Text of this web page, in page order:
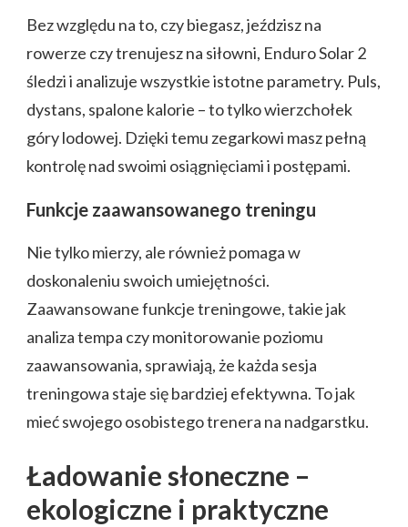
Bez względu na to, czy biegasz, jeździsz na
rowerze czy trenujesz na siłowni, Enduro Solar 2
śledzi i analizuje wszystkie istotne parametry. Puls,
dystans, spalone kalorie – to tylko wierzchołek
góry lodowej. Dzięki temu zegarkowi masz pełną
kontrolę nad swoimi osiągnięciami i postępami.
Funkcje zaawansowanego treningu
Nie tylko mierzy, ale również pomaga w
doskonaleniu swoich umiejętności.
Zaawansowane funkcje treningowe, takie jak
analiza tempa czy monitorowanie poziomu
zaawansowania, sprawiają, że każda sesja
treningowa staje się bardziej efektywna. To jak
mieć swojego osobistego trenera na nadgarstku.
Ładowanie słoneczne –
ekologiczne i praktyczne